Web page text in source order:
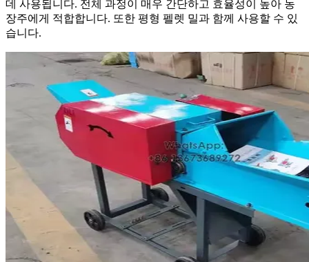
데 사용됩니다. 전체 과정이 매우 간단하고 효율성이 높아 농
장주에게 적합합니다. 또한 평형 펠렛 밀과 함께 사용할 수 있
습니다.